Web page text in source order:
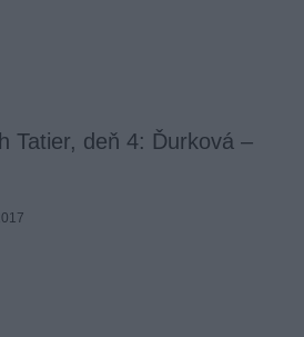
Tatier, deň 4: Ďurková –